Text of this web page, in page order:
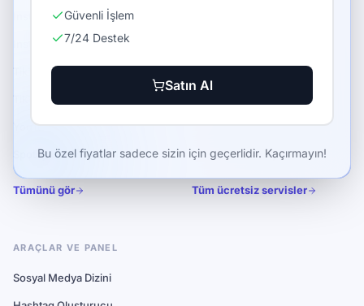
Güvenli İşlem
7/24 Destek
Satın Al
Bu özel fiyatlar sadece sizin için geçerlidir. Kaçırmayın!
Instagram Takipçi Satın Al
Instagram Beğeni Satın Al
TikTok Takipçi Satın Al
TikTok İzlenme Satın Al
YouTube Abone Satın Al
Spotify Dinlenme Satın Al
Tümünü gör
FastWin Günlük Bonus
SociLand Mini Oyun
Tüm ücretsiz servisler
ARAÇLAR VE PANEL
Sosyal Medya Dizini